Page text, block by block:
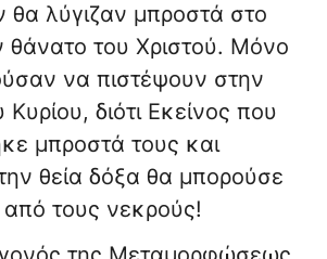
θα λύγιζαν μπροστά στο
θάνατο του Χριστού. Μόνο
να πιστέψουν στην
διότι Εκείνος που
μπροστά τους και
θεία δόξα θα μπορούσε
τους νεκρούς!